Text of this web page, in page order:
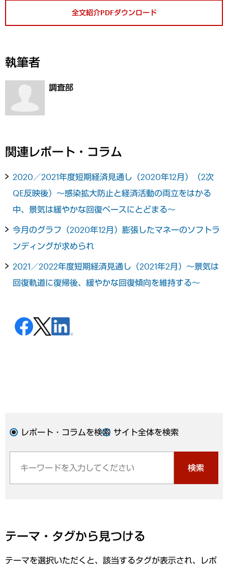
全文紹介PDFダウンロード
執筆者
調査部
関連レポート・コラム
2020／2021年度短期経済見通し（2020年12月）（2次
QE反映後）～感染拡大防止と経済活動の両立をはかる
中、景気は緩やかな回復ペースにとどまる～
今月のグラフ（2020年12月）膨張したマネーのソフトラ
ンディングが求められ
2021／2022年度短期経済見通し（2021年2月）～景気は
回復軌道に復帰後、緩やかな回復傾向を維持する～
レポート・コラムを検索 サイト全体を検索
検索
テーマ・タグから見つける
テーマを選択いただくと、該当するタグが表示され、レポ